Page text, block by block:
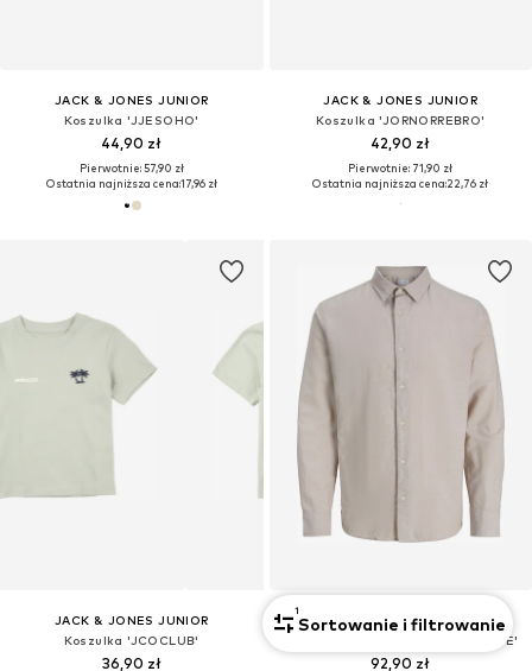
JACK & JONES JUNIOR
Koszulka 'JJESOHO'
44,90 zł
Pierwotnie: 57,90 zł
Ostatnia najniższa cena:17,96 zł
JACK & JONES JUNIOR
Koszulka 'JORNORREBRO'
42,90 zł
Pierwotnie: 71,90 zł
Ostatnia najniższa cena:22,76 zł
JACK & JONES JUNIOR
Koszulka 'JCOCLUB'
36,90 zł
JACK & JONES JUNIOR
Regularny krój Koszula 'JJEBREEZE'
92,90 zł
1
Sortowanie i filtrowanie